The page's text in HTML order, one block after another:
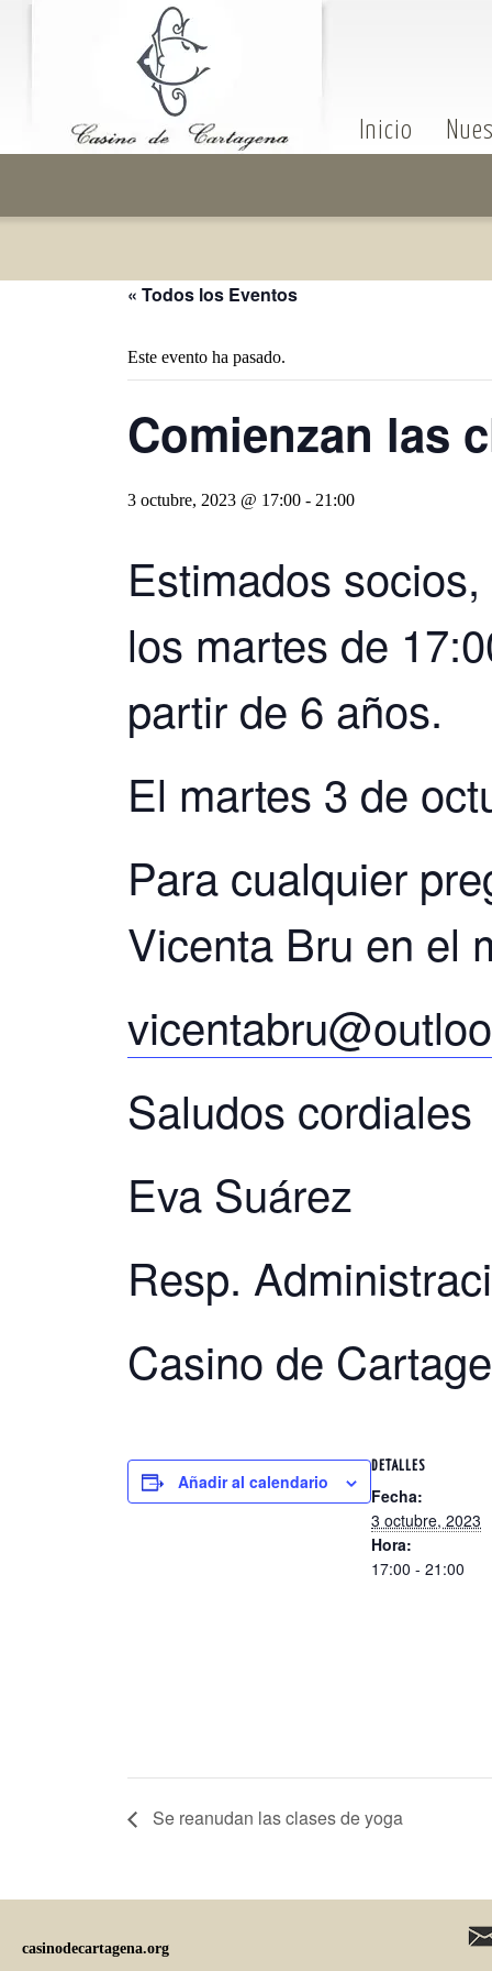
Inicio
« Todos los Eventos
Este evento ha pasado.
Comienzan las
3 octubre, 2023 @ 17:00 - 21:00
Estimados
los martes de
partir de 6 años.
El martes 3 de
Para cualquier
Vicenta Bru en el
Saludos cordiales
Eva Suárez
Resp.
Casino de
Añadir al calendario
DETALLES
Fecha:
3 octubre, 2023
Hora:
17:00 - 21:00
Se reanudan las clases de yoga
casinodecartagena.org